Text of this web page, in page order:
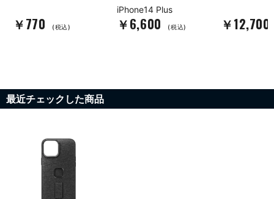
￥770 (税込)
iPhone14 Plus
￥6,600 (税込) ￥12,700
最近チェックした商品